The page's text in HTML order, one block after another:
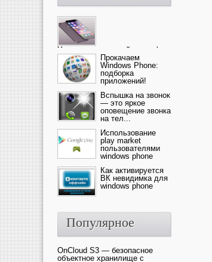
Ультрасовременный смартфон
— это новика от компании Ap...
Прокачаем
Windows Phone:
подборка
приложений!
Вспышка на звонок
— это яркое
оповещение звонка
на тел...
Использование
play market
пользователями
windows phone
Как активируется
ВК невидимка для
windows phone
Популярное
OnCloud S3 — безопасное
объектное хранилище с